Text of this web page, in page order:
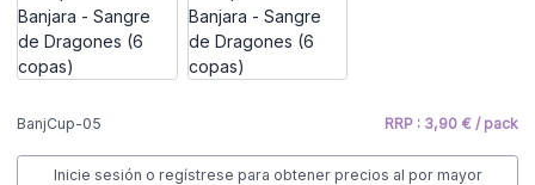
BanjCup-05 RRP : 3,90 € / pack
Inicie sesión o regístrese para obtener precios al por mayor